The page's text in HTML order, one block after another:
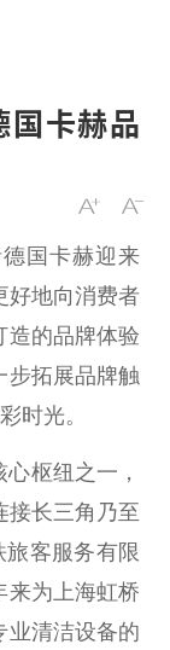
国卡赫品
国卡赫迎来
好地向消费者
造的品牌体验
步拓展品牌触
时光。
枢纽之一，
接长三角乃至
旅客服务有限
来为上海虹桥
业清洁设备的